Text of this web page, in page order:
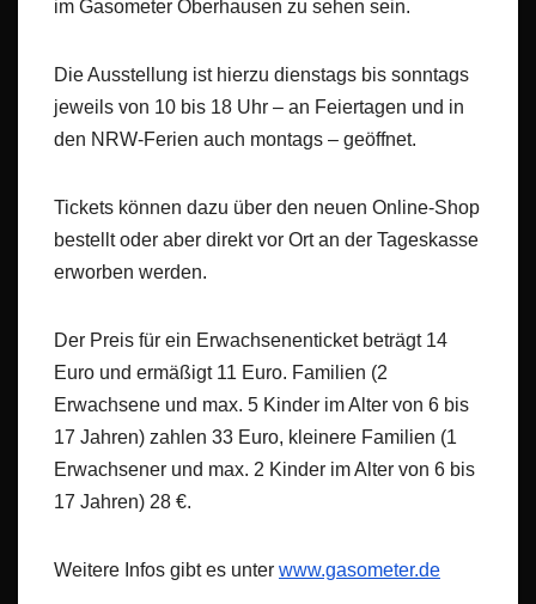
im Gasometer Oberhausen zu sehen sein.
Die Ausstellung ist hierzu dienstags bis sonntags
jeweils von 10 bis 18 Uhr – an Feiertagen und in
den NRW-Ferien auch montags – geöffnet.
Tickets können dazu über den neuen Online-Shop
bestellt oder aber direkt vor Ort an der Tageskasse
erworben werden.
Der Preis für ein Erwachsenenticket beträgt 14
Euro und ermäßigt 11 Euro. Familien (2
Erwachsene und max. 5 Kinder im Alter von 6 bis
17 Jahren) zahlen 33 Euro, kleinere Familien (1
Erwachsener und max. 2 Kinder im Alter von 6 bis
17 Jahren) 28 €.
Weitere Infos gibt es unter www.gasometer.de